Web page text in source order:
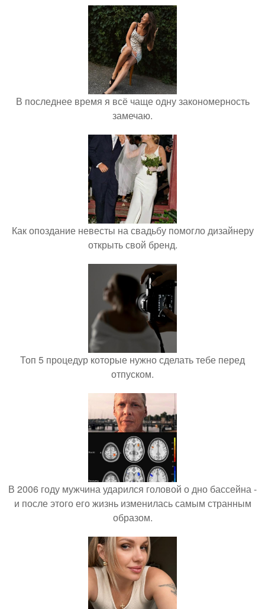
В последнее время я всё чаще одну закономерность
замечаю.
Как опоздание невесты на свадьбу помогло дизайнеру
открыть свой бренд.
Топ 5 процедур которые нужно сделать тебе перед
отпуском.
В 2006 году мужчина ударился головой о дно бассейна -
и после этого его жизнь изменилась самым странным
образом.